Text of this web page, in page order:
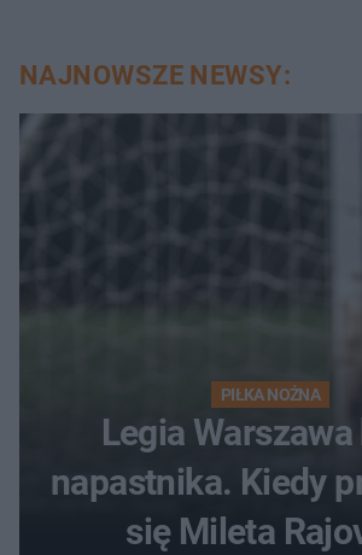
NAJNOWSZE NEWSY:
PIŁKA NOŻNA
Legia
napastnika. Kiedy
się Mileta